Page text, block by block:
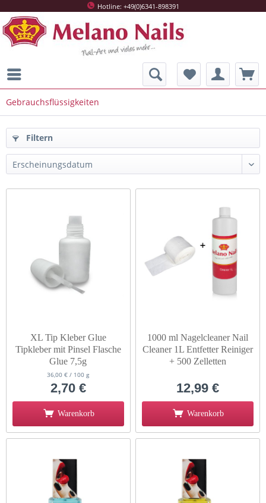
Hotline: +49(0)6341-898391
Gebrauchsflüssigkeiten
Filtern
XL Tip Kleber Glue
Tipkleber mit Pinsel Flasche
Glue 7,5g
36,00 € / 100 g
2,70 €
Warenkorb
1000 ml Nagelcleaner Nail
Cleaner 1L Entfetter Reiniger
+ 500 Zelletten
12,99 €
Warenkorb